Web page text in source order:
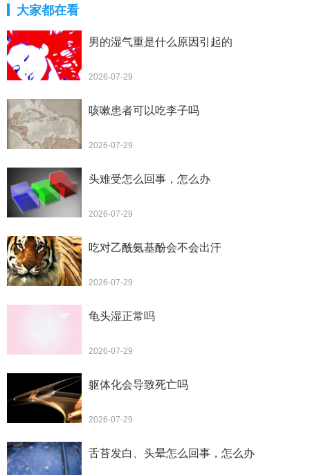
大家都在看
男的湿气重是什么原因引起的
2026-07-29
咳嗽患者可以吃李子吗
2026-07-29
头难受怎么回事，怎么办
2026-07-29
吃对乙酰氨基酚会不会出汗
2026-07-29
龟头湿正常吗
2026-07-29
躯体化会导致死亡吗
2026-07-29
舌苔发白、头晕怎么回事，怎么办